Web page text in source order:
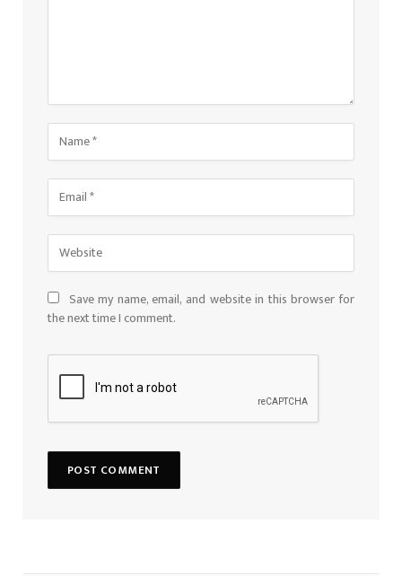
Save my name, email, and website in this browser for
the next time I comment.